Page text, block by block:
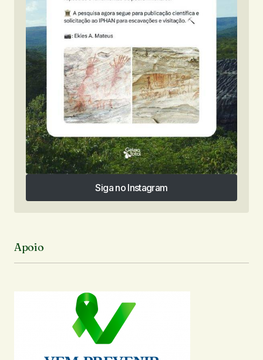
Siga no Instagram
Siga no Instagram
Apoio